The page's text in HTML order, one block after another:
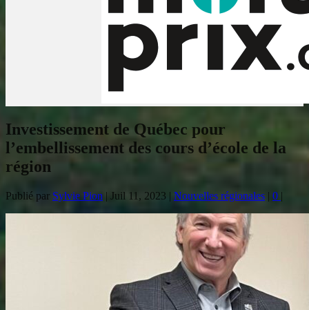
Investissement de Québec pour
l’embellissement des cours d’école de la
région
Publié par Sylvie Pion | Juil 11, 2023 | Nouvelles régionales | 0 |